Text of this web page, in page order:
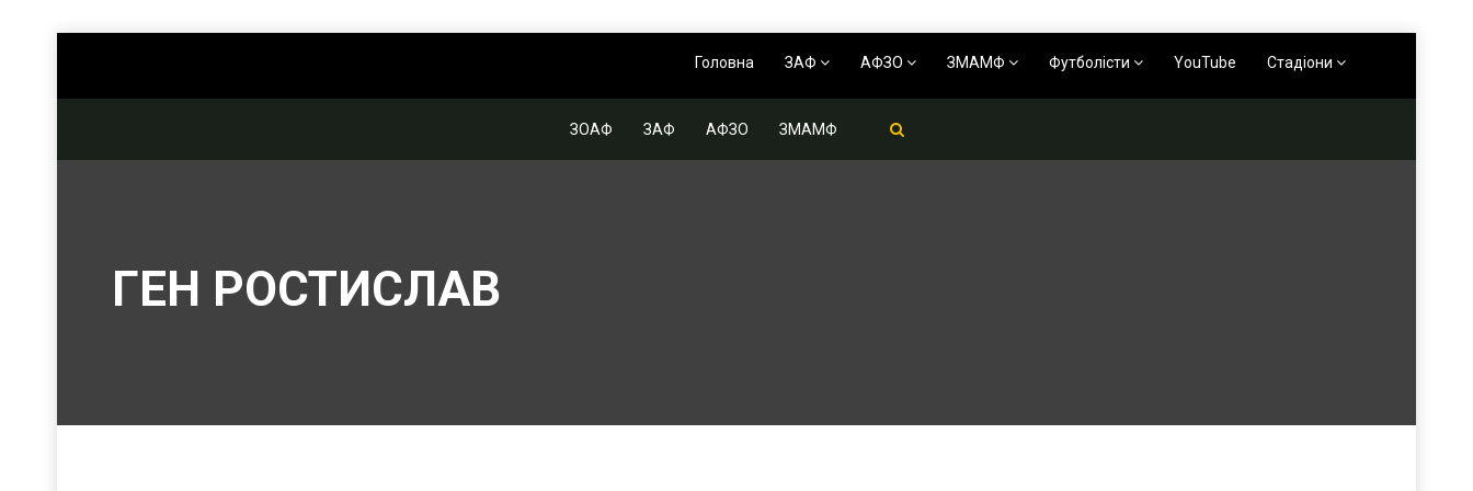
Головна ЗАФ АФЗО ЗМАМФ Футболісти YouTube Стадіони
ЗОАФ ЗАФ АФЗО ЗМАМФ
ГЕН РОСТИСЛАВ